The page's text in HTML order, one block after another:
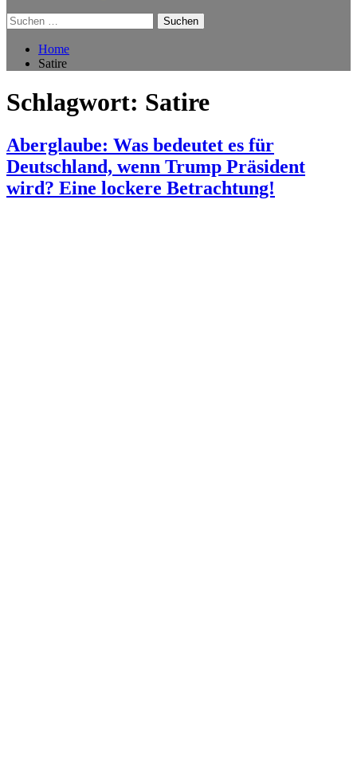
Suchen
nach:
Home
Satire
Schlagwort: Satire
Aberglaube: Was bedeutet es für
Deutschland, wenn Trump Präsident
wird? Eine lockere Betrachtung!